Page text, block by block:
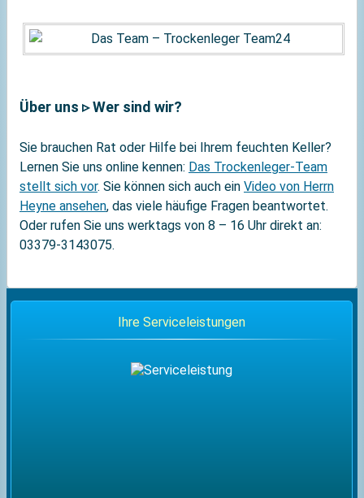
Über uns ▹ Wer sind wir?
Sie brauchen Rat oder Hilfe bei Ihrem feuchten Keller?
Lernen Sie uns online kennen: Das Trockenleger-Team
stellt sich vor. Sie können sich auch ein Video von Herrn
Heyne ansehen, das viele häufige Fragen beantwortet.
Oder rufen Sie uns werktags von 8 – 16 Uhr direkt an:
03379-3143075.
Ihre Serviceleistungen